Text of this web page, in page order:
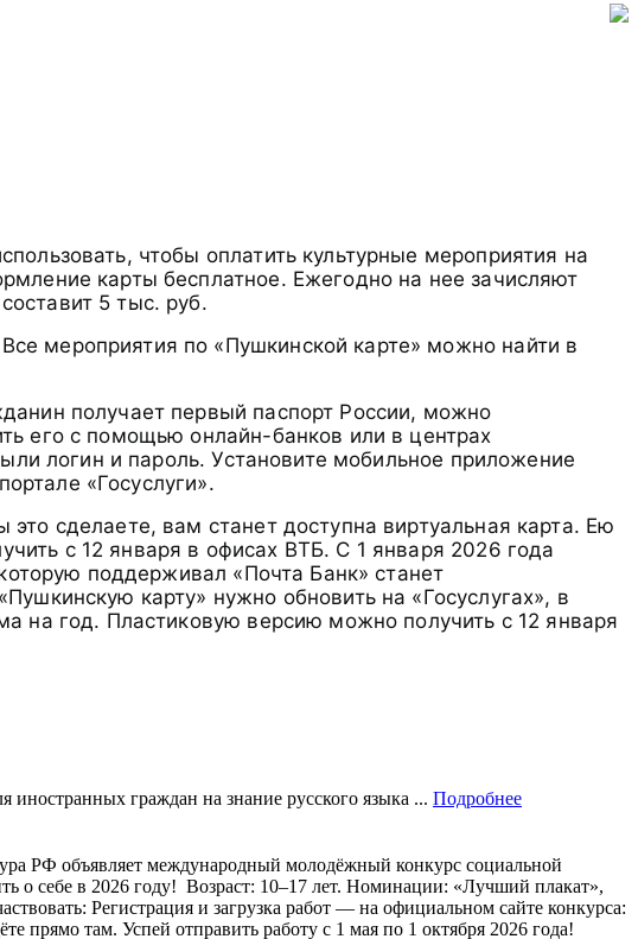
чтобы оплатить культурные мероприятия на
карты бесплатное. Ежегодно на нее зачисляют
5 тыс. руб.
мероприятия по «Пушкинской карте» можно найти в
получает первый паспорт России, можно
его с помощью онлайн-банков или в центрах
логин и пароль. Установите мобильное приложение
«Госуслуги».
сделаете, вам станет доступна виртуальная карта. Ею
с 12 января в офисах ВТБ. С 1 января 2026 года
поддерживал «Почта Банк» станет
карту» нужно обновить на «Госуслугах», в
на год. Пластиковую версию можно получить с 12 января
иностранных граждан на знание русского языка ... Подробнее
РФ объявляет международный молодёжный конкурс социальной
о себе в 2026 году! ⁣ Возраст: 10–17 лет. Номинации: «Лучший плакат»,
Регистрация и загрузка работ — на официальном сайте конкурса:
прямо там. Успей отправить работу с 1 мая по 1 октября 2026 года!